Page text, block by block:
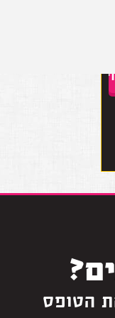
הטופס